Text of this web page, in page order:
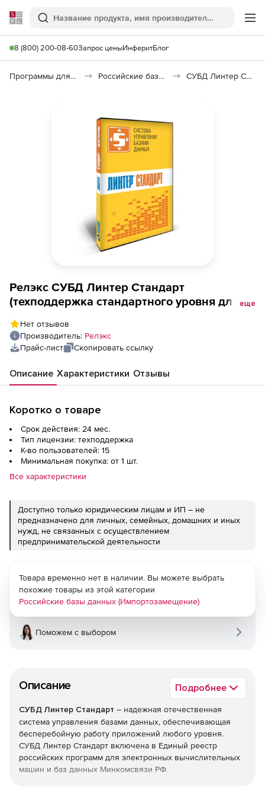
Softline
Поиск
8 (800) 200-08-60Запрос ценыИнферитБлог
Программы для программирования Российские базы данных (Импортозамещение) СУБД Линтер Стандарт
Релэкс СУБД Линтер Стандарт
(техподдержка стандартного уровня для
пользователей
еще
Нет отзывов
Производитель: Релэкс
Прайс-лист
Скопировать ссылку
Описание Характеристики Отзывы
Коротко о товаре
Срок действия: 24 мес.
Тип лицензии: техподдержка
К-во пользователей: 15
Минимальная покупка: от 1 шт.
Все характеристики
Доступно только юридическим лицам и ИП – не
предназначено для личных, семейных, домашних и иных
нужд, не связанных с осуществлением
предпринимательской деятельности
Описание Подробнее
СУБД Линтер Стандарт – надежная отечественная
система управления базами данных, обеспечивающая
бесперебойную работу приложений любого уровня.
СУБД Линтер Стандарт включена в Единый реестр
российских программ для электронных вычислительных
машин и баз данных Минкомсвязи РФ.
Товара временно нет в наличии. Вы можете выбрать
похожие товары из этой категории
Российские базы данных (Импортозамещение)
Поможем с выбором